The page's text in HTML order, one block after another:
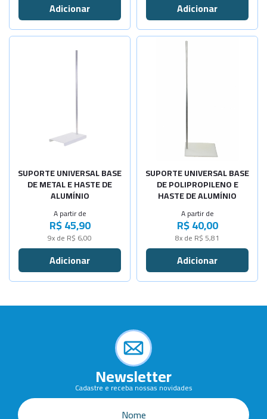
SUPORTE UNIVERSAL BASE
DE METAL E HASTE DE
ALUMÍNIO
A partir de
R$ 45,90
9x de R$ 6,00
Selecione a Quantidade
-
Sob Consulta
Alt. 100cm
-
SUPORTE UNIVERSAL BASE
DE POLIPROPILENO E
HASTE DE ALUMÍNIO
A partir de
R$ 40,00
8x de R$ 5,81
-
Newsletter
Cadastre e receba nossas novidades